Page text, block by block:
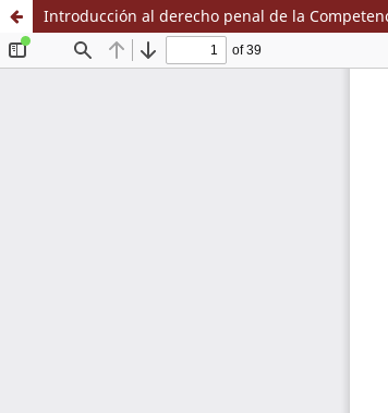
Introducción al derecho penal de la